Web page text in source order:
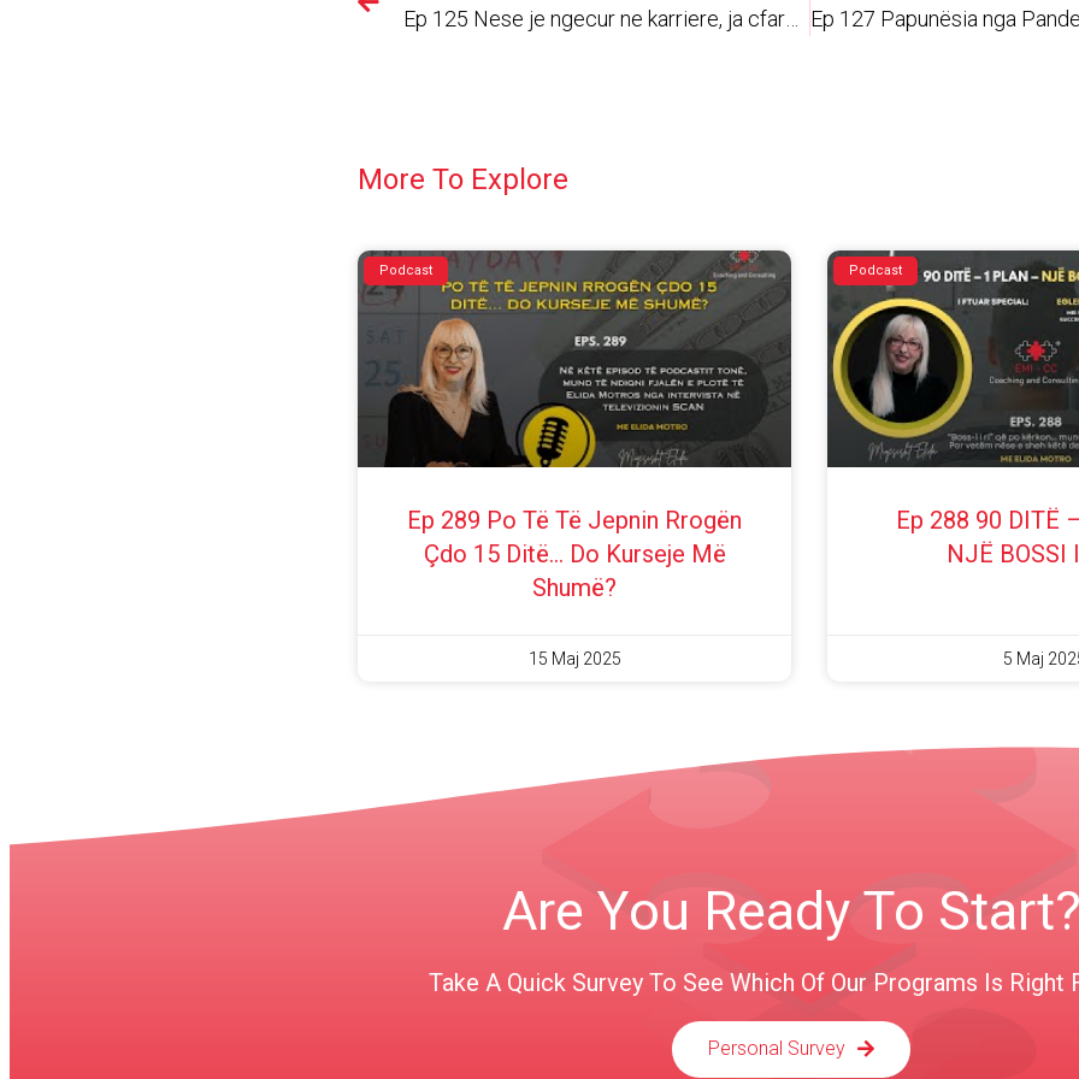
More To Explore
Podcast
Ep 289 Po Të Të Jepnin Rrogën
Çdo 15 Ditë… Do Kurseje Më
Shumë?
15 Maj 2025
Podcast
Ep 288 90 DITË
NJË BOSSI
5 Maj
Are You Ready To Start?
Take A Quick Survey To See Which Of Our Programs Is Right
Personal Survey